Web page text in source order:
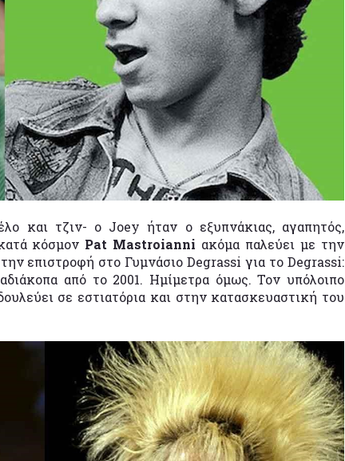
και τζιν- ο Joey ήταν ο εξυπνάκιας, αγαπητός,
κόσμον Pat Mastroianni ακόμα παλεύει με την
επιστροφή στο Γυμνάσιο Degrassi για το Degrassi:
από το 2001. Ημίμετρα όμως. Τον υπόλοιπο
σε εστιατόρια και στην κατασκευαστική του